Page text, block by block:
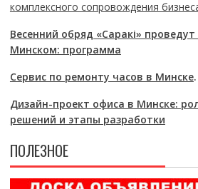
комплексного сопровождения
Весенний обряд «Саракі»
Минском: программа
Сервис по ремонту часов в Минске.
Дизайн-проект офиса в Минске:
решений и этапы разработки
ПОЛЕЗНОЕ